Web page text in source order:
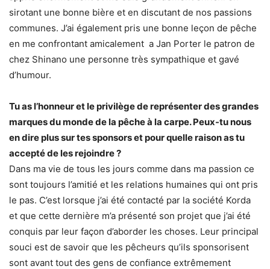
sirotant une bonne bière et en discutant de nos passions
communes. J’ai également pris une bonne leçon de pêche
en me confrontant amicalement a Jan Porter le patron de
chez Shinano une personne très sympathique et gavé
d’humour.
Tu as l’honneur et le privilège de représenter des grandes
marques du monde de la pêche à la carpe. Peux-tu nous
en dire plus sur tes sponsors et pour quelle raison as tu
accepté de les rejoindre ?
Dans ma vie de tous les jours comme dans ma passion ce
sont toujours l’amitié et les relations humaines qui ont pris
le pas. C’est lorsque j’ai été contacté par la société Korda
et que cette dernière m’a présenté son projet que j’ai été
conquis par leur façon d’aborder les choses. Leur principal
souci est de savoir que les pêcheurs qu’ils sponsorisent
sont avant tout des gens de confiance extrêmement